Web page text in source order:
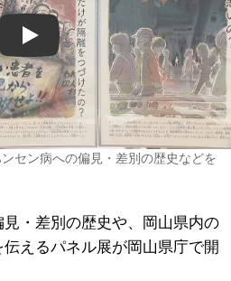
Play
セン病への偏見・差別の歴史などを
・差別の歴史や、岡山県内の
えるパネル展が岡山県庁で開